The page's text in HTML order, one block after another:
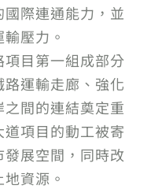
際連通能力，並
壓力。
目第一組成部分
運輸走廊、強化
間的連結奠定重
項目的動工被寄
展空間，同時改
資源。